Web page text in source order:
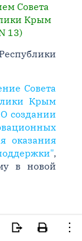
Совета
Крым
13)
Совета
Крым
создании
оказания
,
в новой